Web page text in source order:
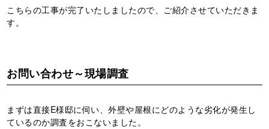
こちらの工事が完了いたしましたので、ご紹介させていただきま
す。
お問い合わせ～現場調査
まずは直接E様邸に伺い、外壁や屋根にどのような劣化が発生し
ているのか調査をおこないました。